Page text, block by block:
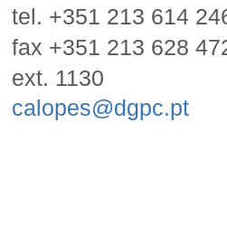
tel. +351 213 614
fax +351 213 628
ext. 1130
calopes@dgpc.pt